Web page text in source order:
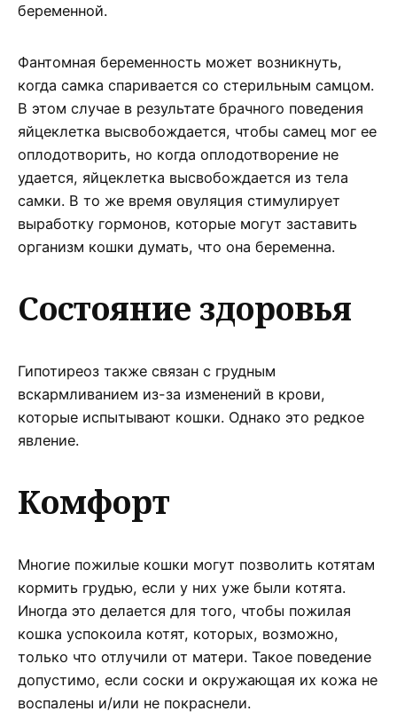
беременной.
Фантомная беременность может возникнуть,
когда самка спаривается со стерильным самцом.
В этом случае в результате брачного поведения
яйцеклетка высвобождается, чтобы самец мог ее
оплодотворить, но когда оплодотворение не
удается, яйцеклетка высвобождается из тела
самки. В то же время овуляция стимулирует
выработку гормонов, которые могут заставить
организм кошки думать, что она беременна.
Состояние здоровья
Гипотиреоз также связан с грудным
вскармливанием из-за изменений в крови,
которые испытывают кошки. Однако это редкое
явление.
Комфорт
Многие пожилые кошки могут позволить котятам
кормить грудью, если у них уже были котята.
Иногда это делается для того, чтобы пожилая
кошка успокоила котят, которых, возможно,
только что отлучили от матери. Такое поведение
допустимо, если соски и окружающая их кожа не
воспалены и/или не покраснели.